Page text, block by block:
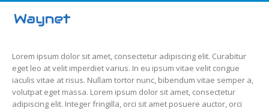
Lorem ipsum dolor sit amet, consectetur adipiscing elit. Curabitur
eget leo at velit imperdiet varius. In eu ipsum vitae velit congue
iaculis vitae at risus. Nullam tortor nunc, bibendum vitae semper a,
volutpat eget massa. Lorem ipsum dolor sit amet, consectetur
adipiscing elit. Integer fringilla, orci sit amet posuere auctor, orci